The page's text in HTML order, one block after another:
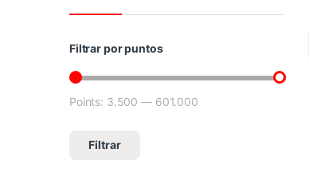
Filtrar por puntos
Precio mínimo
Precio máximo
Filtrar
Points: 3.500 — 601.000